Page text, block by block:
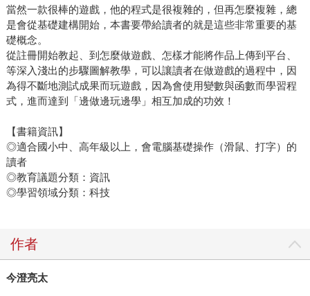
當然一款很棒的遊戲，他的程式是很複雜的，但再怎麼複雜，總
是會從基礎建構開始，本書要帶給讀者的就是這些非常重要的基
礎概念。
從註冊開始教起、到怎麼做遊戲、怎樣才能將作品上傳到平台、
等深入淺出的步驟圖解教學，可以讓讀者在做遊戲的過程中，因
為得不斷地測試成果而玩遊戲，因為會使用變數與函數而學習程
式，進而達到「邊做邊玩邊學」相互加成的功效！
【書籍資訊】
◎適合國小中、高年級以上，會電腦基礎操作（滑鼠、打字）的
讀者
◎教育議題分類：資訊
◎學習領域分類：科技
作者
今澄亮太